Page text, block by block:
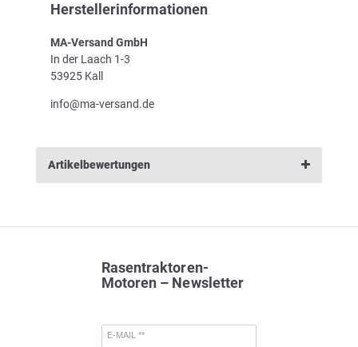
Herstellerinformationen
MA-Versand GmbH
In der Laach 1-3
53925 Kall
info@ma-versand.de
Artikelbewertungen
Rasentraktoren-
Motoren – Newsletter
E-MAIL **